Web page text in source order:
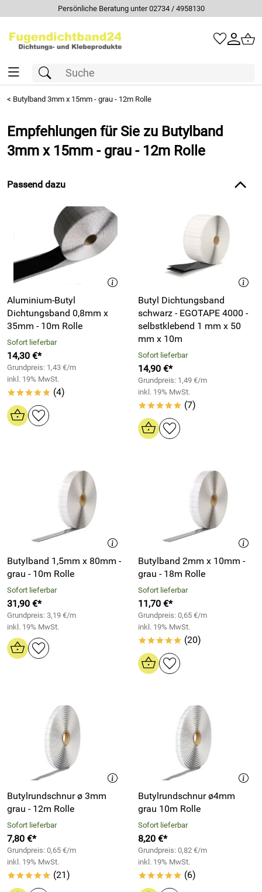
Persönliche Beratung unter 02734 / 4958130
< Butylband 3mm x 15mm - grau - 12m Rolle
Empfehlungen für Sie zu Butylband
3mm x 15mm - grau - 12m Rolle
Passend dazu
Aluminium-Butyl
Dichtungsband 0,8mm x
35mm - 10m Rolle
Sofort lieferbar
14,30 €*
Grundpreis: 1,43 €/m
inkl. 19% MwSt.
***** (4)
Butyl Dichtungsband
schwarz - EGOTAPE 4000 -
selbstklebend 1 mm x 50
mm x 10m
Sofort lieferbar
14,90 €*
Grundpreis: 1,49 €/m
inkl. 19% MwSt.
***** (7)
Butylband 1,5mm x 80mm -
grau - 10m Rolle
Sofort lieferbar
31,90 €*
Grundpreis: 3,19 €/m
inkl. 19% MwSt.
Butylband 2mm x 10mm -
grau - 18m Rolle
Sofort lieferbar
11,70 €*
Grundpreis: 0,65 €/m
inkl. 19% MwSt.
***** (20)
Butylrundschnur ø 3mm
grau - 12m Rolle
Sofort lieferbar
7,80 €*
Grundpreis: 0,65 €/m
inkl. 19% MwSt.
***** (21)
Butylrundschnur ø4mm
grau 10m Rolle
Sofort lieferbar
8,20 €*
Grundpreis: 0,82 €/m
inkl. 19% MwSt.
***** (6)